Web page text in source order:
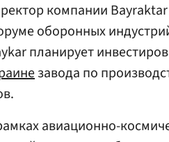
компании
оборонных
планирует
завода по
авиационно-